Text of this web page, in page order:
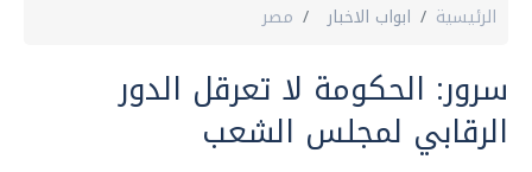
الرئيسية ابواب الاخبار مصر
سرور: الحكومة لا تعرقل الدور
الرقابي لمجلس الشعب